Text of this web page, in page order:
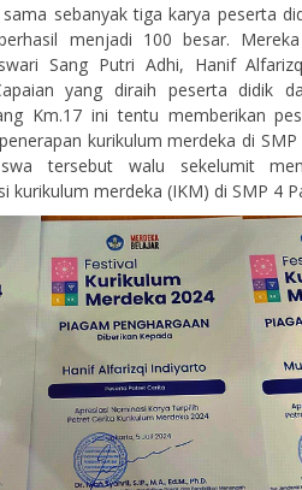
sebanyak tiga karya peserta
menjadi 100 besar.
Sang Putri Adhi, Hanif
yang diraih peserta didik
Km.17 ini tentu memberikan
kurikulum merdeka di
tersebut walu sekelumit
kurikulum merdeka (IKM) di SMP 4